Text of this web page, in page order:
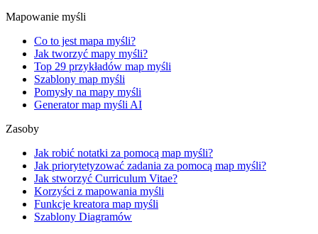
Mapowanie myśli
Co to jest mapa myśli?
Jak tworzyć mapy myśli?
Top 29 przykładów map myśli
Szablony map myśli
Pomysły na mapy myśli
Generator map myśli AI
Zasoby
Jak robić notatki za pomocą map myśli?
Jak priorytetyzować zadania za pomocą map myśli?
Jak stworzyć Curriculum Vitae?
Korzyści z mapowania myśli
Funkcje kreatora map myśli
Szablony Diagramów